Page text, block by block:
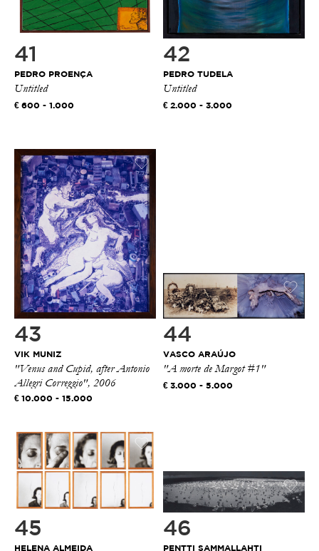
41
PEDRO PROENÇA
Untitled
600 - 1.000
42
PEDRO TUDELA
Untitled
2.000 - 3.000
43
VIK MUNIZ
"Venus and Cupid, after Antonio
Allegri Correggio", 2006
10.000 - 15.000
44
VASCO ARAÚJO
"A morte de Margot #1"
3.000 - 5.000
45
HELENA ALMEIDA
46
PENTTI SAMMALLAHTI